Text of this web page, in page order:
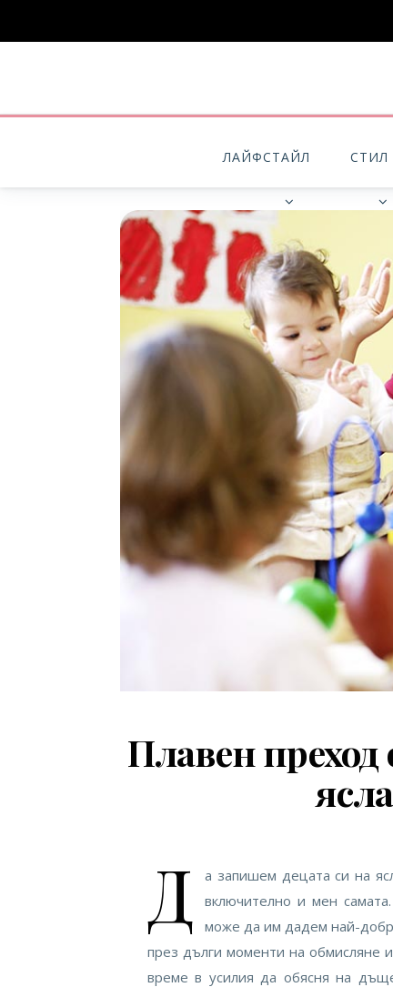
ЛАЙФСТАЙЛ СТИЛ
Плавен
Д
а запишем децата си на
включително и мен
може да им дадем най-
през дълги моменти на обмисляне
време в усилия да обясня на